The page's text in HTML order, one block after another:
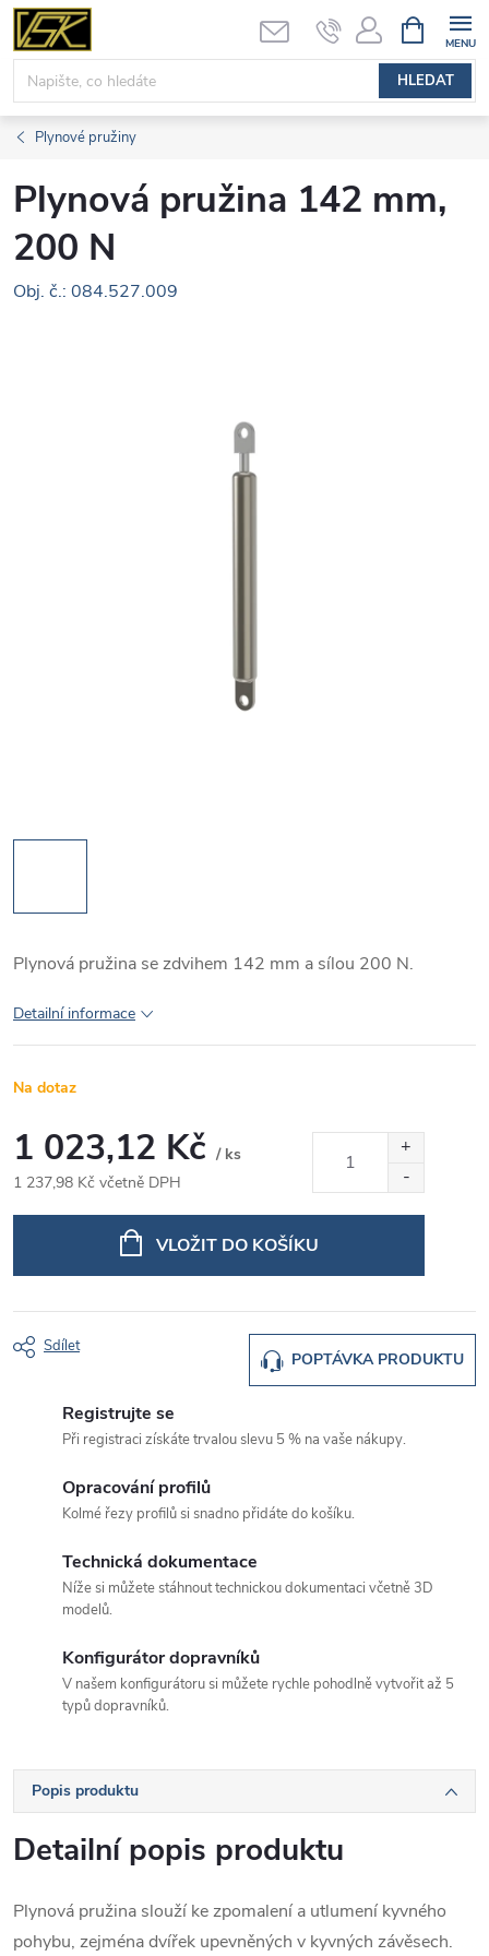
Přejít
obsah
HLEDAT
NÁKUPNÍ
KOŠÍK
Plynové pružiny
Plynová pružina 142 mm,
200 N
Obj. č.: 084.527.009
Plynová pružina se zdvihem 142 mm a sílou 200 N.
Detailní informace
Na dotaz
1 023,12 Kč / ks
1 237,98 Kč včetně DPH
VLOŽIT DO KOŠÍKU
POPTÁVKA PRODUKTU
Sdílet
Registrujte se
Při registraci získáte trvalou slevu 5 % na vaše nákupy.
Opracování profilů
Kolmé řezy profilů si snadno přidáte do košíku.
Technická dokumentace
Níže si můžete stáhnout technickou dokumentaci včetně 3D
modelů.
Konfigurátor dopravníků
V našem konfigurátoru si můžete rychle pohodlně vytvořit až 5
typů dopravníků.
Popis produktu
Detailní popis produktu
Plynová pružina slouží ke zpomalení a utlumení kyvného
pohybu, zejména dvířek upevněných v kyvných závěsech.